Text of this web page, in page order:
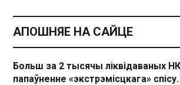
АПОШНЯЕ НА САЙЦЕ
Больш за 2 тысячы ліквідаваных
папаўненне «экстрэмісцкага» спісу.